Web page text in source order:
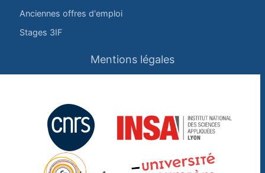
Anciennes offres d'emploi
Stages 3IF
Mentions légales